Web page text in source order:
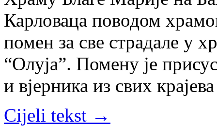
Карловаца поводом
помен за све страдале у
“Олуја”. Помену је
и вјерника из свих
Cijeli tekst →